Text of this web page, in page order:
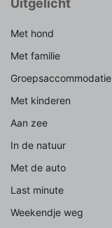
Uitgelicht
Met hond
Met familie
Groepsaccommodatie
Met kinderen
Aan zee
In de natuur
Met de auto
Last minute
Weekendje weg